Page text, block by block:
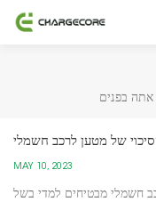
:
MAY 10, 2023
חשמלי מבטיחים למדי בשל